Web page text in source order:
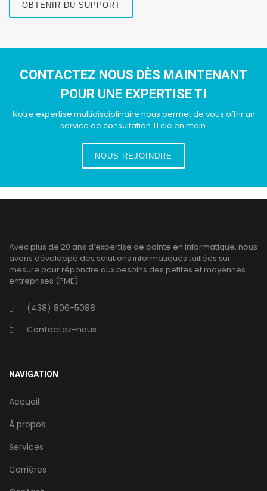
OBTENIR DU SUPPORT
CONTACTEZ NOUS DÈS MAINTENANT
POUR UNE EXPERTISE TI
Notre expertise multidisciplinaire nous permet de vous offrir un
service de consultation TI clé en main.
NOUS REJOINDRE
Avec plus de 20 ans d’expertise de pointe en informatique, nous
avons développé des solutions informatiques taillées sur
mesure pour répondre aux besoins des petites et moyennes
entreprises (PME).
(438) 806-5088
Contactez-nous
NAVIGATION
Accueil
À propos
Services
Carrières